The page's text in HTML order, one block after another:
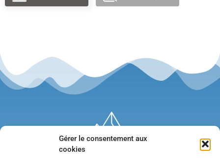
Gérer le consentement aux
cookies